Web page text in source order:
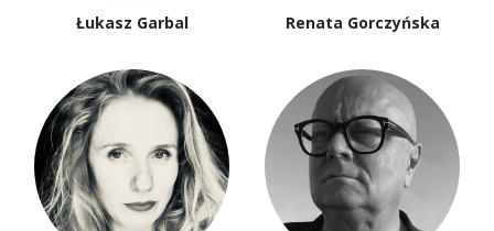
Łukasz Garbal Renata Gorczyńska